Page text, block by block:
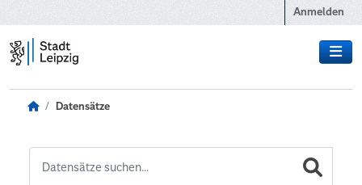
Anmelden
Datensätze